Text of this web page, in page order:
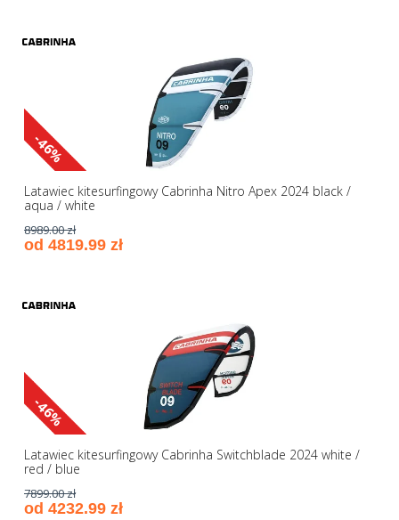
-46%
Latawiec kitesurfingowy Cabrinha Nitro Apex 2024 black /
aqua / white
8989.00 zł
od 4819.99 zł
-46%
Latawiec kitesurfingowy Cabrinha Switchblade 2024 white /
red / blue
7899.00 zł
od 4232.99 zł